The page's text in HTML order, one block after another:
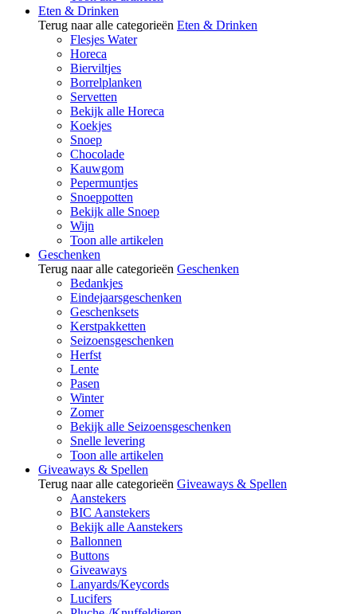
Eten & Drinken
Terug naar alle categorieën Eten & Drinken
Flesjes Water
Horeca
Bierviltjes
Borrelplanken
Servetten
Bekijk alle Horeca
Koekjes
Snoep
Chocolade
Kauwgom
Pepermuntjes
Snoeppotten
Bekijk alle Snoep
Wijn
Toon alle artikelen
Geschenken
Terug naar alle categorieën Geschenken
Bedankjes
Eindejaarsgeschenken
Geschenksets
Kerstpakketten
Seizoensgeschenken
Herfst
Lente
Pasen
Winter
Zomer
Bekijk alle Seizoensgeschenken
Snelle levering
Toon alle artikelen
Giveaways & Spellen
Terug naar alle categorieën Giveaways & Spellen
Aanstekers
BIC Aanstekers
Bekijk alle Aanstekers
Ballonnen
Buttons
Giveaways
Lanyards/Keycords
Lucifers